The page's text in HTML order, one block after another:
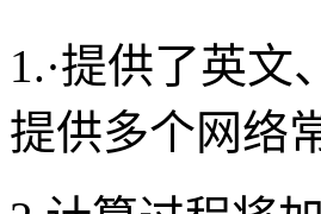
1.·提供了英
提供多个网络